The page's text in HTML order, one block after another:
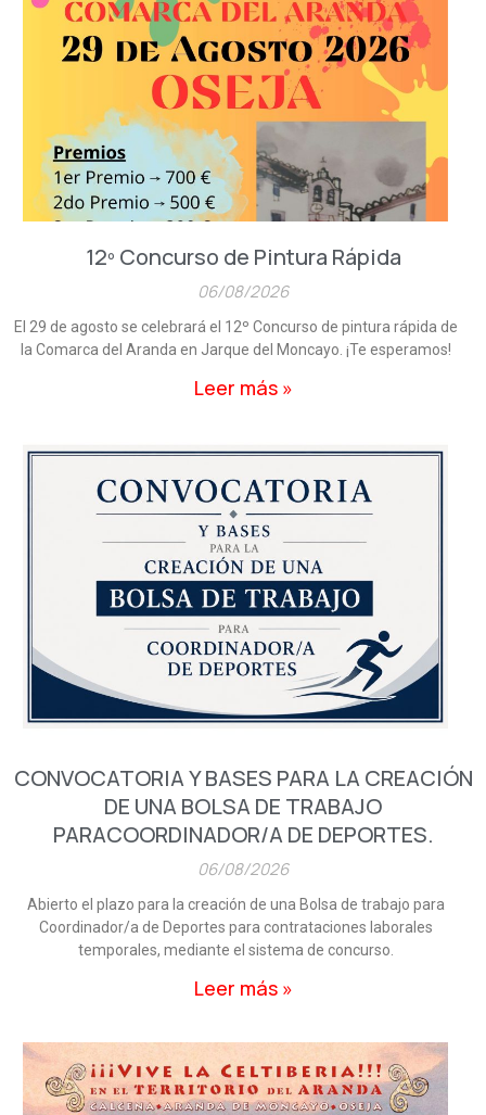
12º Concurso de Pintura Rápida
06/08/2026
El 29 de agosto se celebrará el 12º Concurso de pintura rápida de
la Comarca del Aranda en Jarque del Moncayo. ¡Te esperamos!
Leer más »
CONVOCATORIA Y BASES PARA LA CREACIÓN
DE UNA BOLSA DE TRABAJO
PARACOORDINADOR/A DE DEPORTES.
06/08/2026
Abierto el plazo para la creación de una Bolsa de trabajo para
Coordinador/a de Deportes para contrataciones laborales
temporales, mediante el sistema de concurso.
Leer más »
n
a
n n
n
n
a